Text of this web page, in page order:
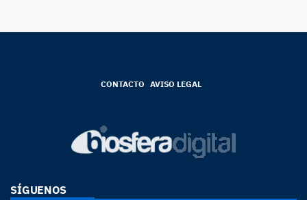
CONTACTO AVISO LEGAL
SÍGUENOS